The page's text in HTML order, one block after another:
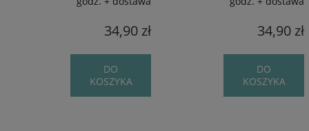
34,90 zł
DO
KOSZYKA
34,90 zł
DO
KOSZYKA